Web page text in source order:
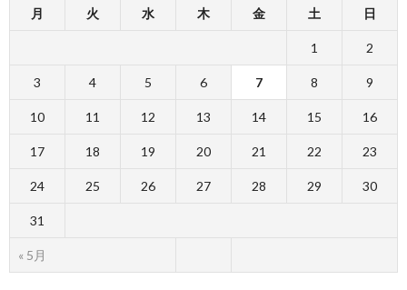
月 火 水 木 金 土 日
« 5月
1 2
3 4 5 6 7 8 9
10 11 12 13 14 15 16
17 18 19 20 21 22 23
24 25 26 27 28 29 30
31